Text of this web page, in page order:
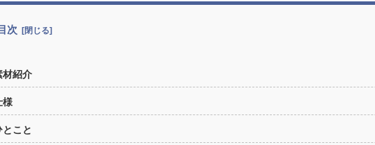
次
材紹介
様
とこと